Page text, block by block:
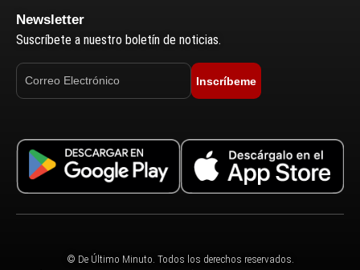
Newsletter
Suscríbete a nuestro boletín de noticias.
Inscríbeme
© De Último Minuto. Todos los derechos reservados.